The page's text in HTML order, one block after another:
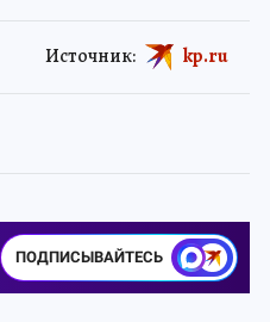
Источник: kp.ru
ПОДПИСЫВАЙТЕСЬ